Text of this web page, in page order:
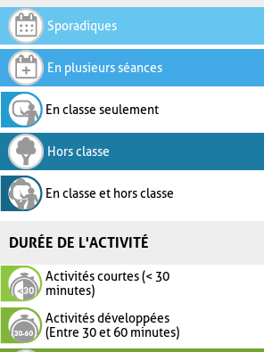
Sporadiques
En plusieurs séances
En classe seulement
Hors classe
En classe et hors classe
DURÉE DE L'ACTIVITÉ
Activités courtes (< 30
minutes)
Activités développées
(Entre 30 et 60 minutes)